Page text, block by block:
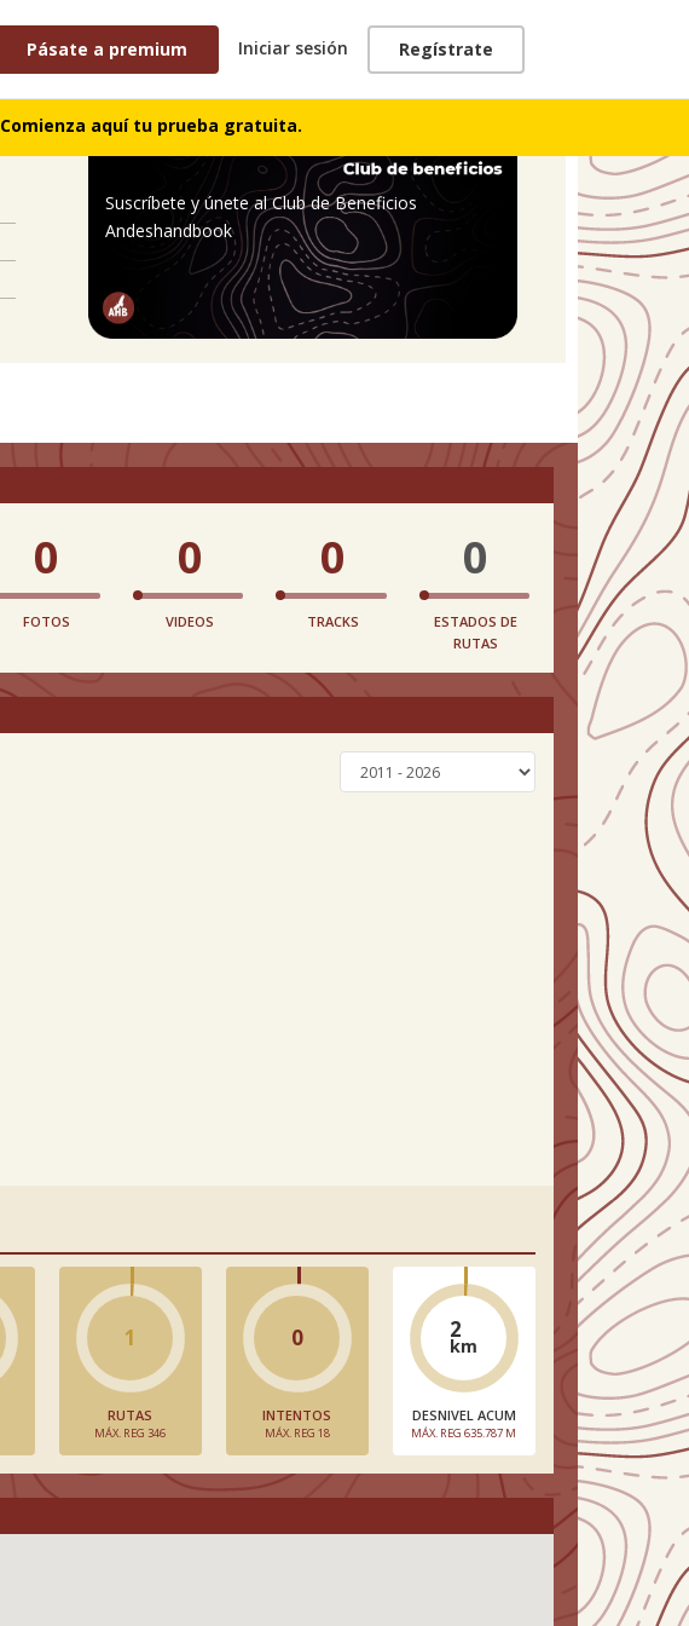
Pásate a premium Iniciar sesión Regístrate
Comienza aquí tu prueba gratuita.
Suscríbete y únete al Club de Beneficios
Andeshandbook
0
FOTOS
0
VIDEOS
0
TRACKS
0
ESTADOS DE
RUTAS
1
RUTAS
MÁX. REG 346
0
INTENTOS
MÁX. REG 18
2
km
DESNIVEL ACUM
MÁX. REG 635.787 M